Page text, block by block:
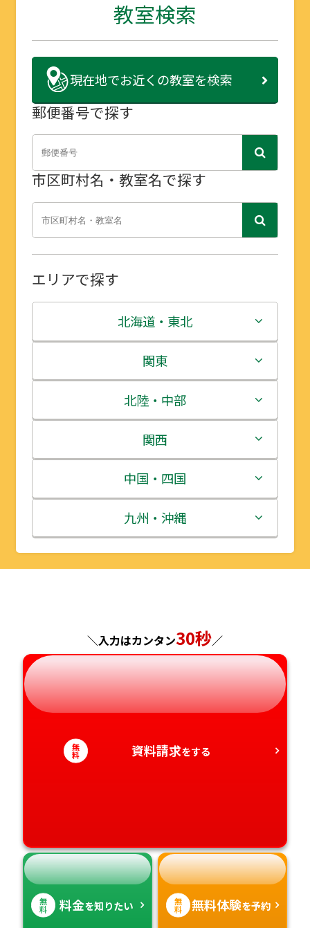
教室検索
現在地でお近くの教室を検索
郵便番号で探す
市区町村名・教室名で探す
エリアで探す
北海道・東北
北海道
青森県
岩手県
宮城県
秋田県
山形県
関東
茨城県
栃木県
群馬県
埼玉県
千葉県
神奈川県
北陸・中部
新潟県
富山県
石川県
福井県
岐阜県
静岡県
愛知県
関西
三重県
滋賀県
京都府
兵庫県
奈良県
和歌山県
中国・四国
鳥取県
島根県
広島県
山口県
徳島県
香川県
九州・沖縄
福岡県
長崎県
熊本県
大分県
宮崎県
＼入力はカンタン30秒／
無
料 資料請求をする
無
料 料金を知りたい 無
料 無料体験を予約